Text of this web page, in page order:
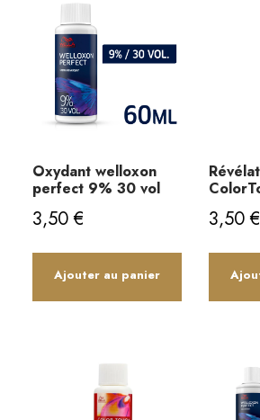
Oxydant welloxon
perfect 9% 30 vol
3,50€
Ajouter au panier
3,50€